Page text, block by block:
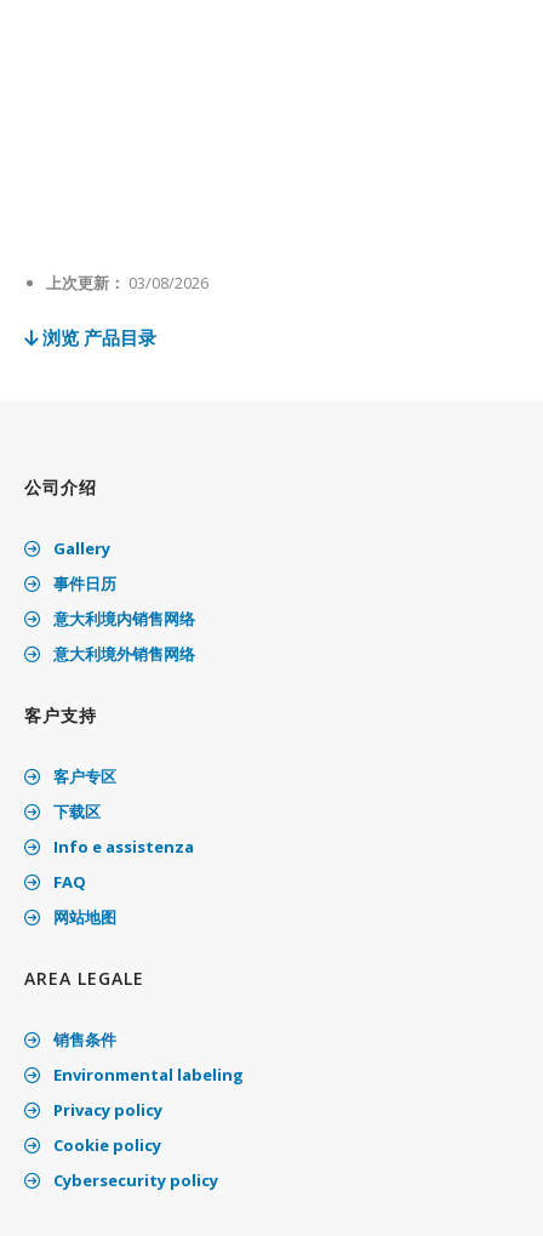
上次更新： 03/08/2026
浏览 产品目录
公司介绍
Gallery
事件日历
意大利境内销售网络
意大利境外销售网络
客户支持
客户专区
下载区
Info e assistenza
FAQ
网站地图
AREA LEGALE
销售条件
Environmental labeling
Privacy policy
Cookie policy
Cybersecurity policy